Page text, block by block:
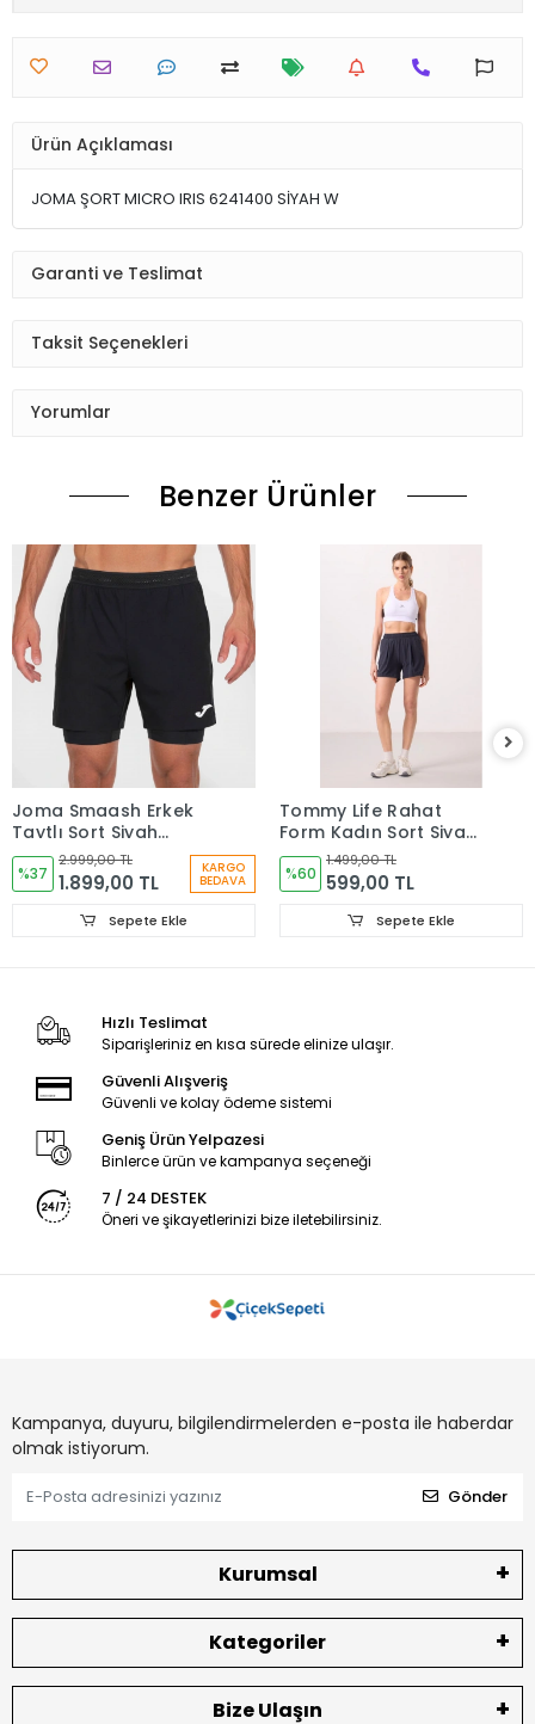
Ürün Açıklaması
JOMA ŞORT MICRO IRIS 6241400 SİYAH W
Garanti ve Teslimat
Taksit Seçenekleri
Yorumlar
Benzer Ürünler
Joma Smaash Erkek
Taytlı Şort Siyah
104441.100
%37
2.999,00 TL
1.899,00 TL
KARGO
BEDAVA
Sepete Ekle
Tommy Life Rahat
Form Kadın Şort Siyah
91014
%60
1.499,00 TL
599,00 TL
Sepete Ekle
Hızlı Teslimat
Siparişleriniz en kısa sürede elinize ulaşır.
Güvenli Alışveriş
Güvenli ve kolay ödeme sistemi
Geniş Ürün Yelpazesi
Binlerce ürün ve kampanya seçeneği
7 / 24 DESTEK
Öneri ve şikayetlerinizi bize iletebilirsiniz.
Kampanya, duyuru, bilgilendirmelerden e-posta ile haberdar
olmak istiyorum.
Gönder
Kurumsal
Kategoriler
Bize Ulaşın